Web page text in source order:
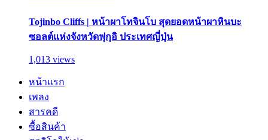
Tojinbo Cliffs | หน้าผาโทจินโบ สุดยอดหน้าผาหินบะ
ซอลต์แห่งจังหวัดฟุกุอิ ประเทศญี่ปุ่น
1,013 views
หน้าแรก
เพลง
สารคดี
ซื้อสินค้า